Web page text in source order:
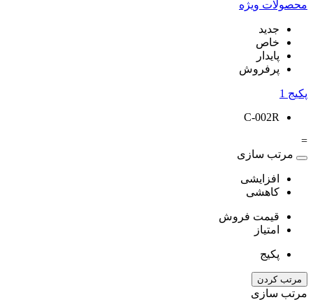
محصولات ویژه
جدید
خاص
پایدار
پرفروش
پکیج 1
C-002R
=
مرتب سازی
افزایشی
کاهشی
قیمت فروش
امتیاز
پکیج
مرتب کردن
مرتب سازی